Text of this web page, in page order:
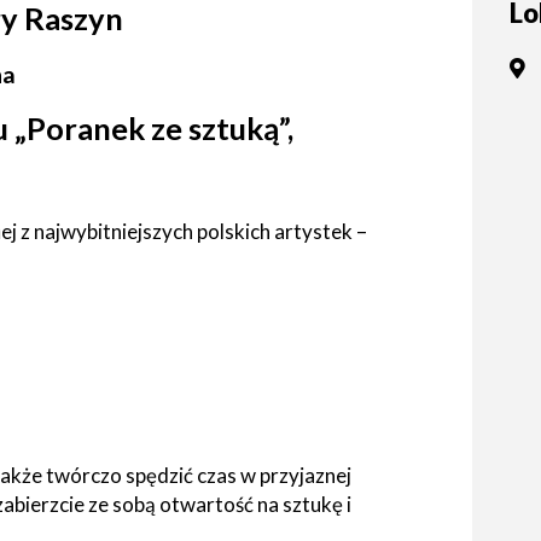
Raszyn
ze sztuką”,
z najwybitniejszych polskich artystek –
twórczo spędzić czas w przyjaznej
ze sobą otwartość na sztukę i